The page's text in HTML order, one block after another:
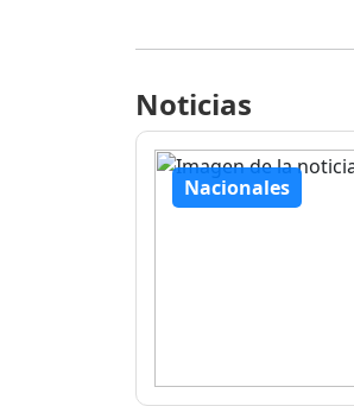
Noticias
Nacionales